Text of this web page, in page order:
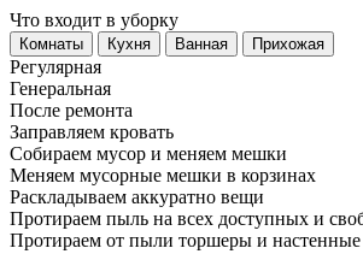
Что входит в уборку
Регу­лярная
Гене­ральная
После ремонта
Заправляем кровать
Собираем мусор и меняем мешки
Меняем мусорные мешки в корзинах
Раскладываем аккуратно вещи
Протираем пыль на всех доступных и
Протираем от пыли торшеры и настенные